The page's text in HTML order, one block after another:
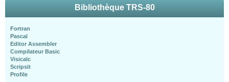
Bibliothèque TRS-80
Fortran
Pascal
Editor Assembler
Compilateur Basic
Visicalc
Scripsit
Profile